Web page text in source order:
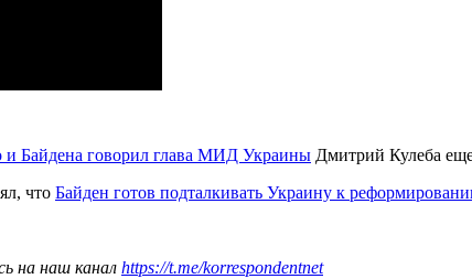
и Байдена говорил глава МИД Украины Дмитрий Кулеба
что Байден готов подталкивать Украину к
на наш канал https://t.me/korrespondentnet